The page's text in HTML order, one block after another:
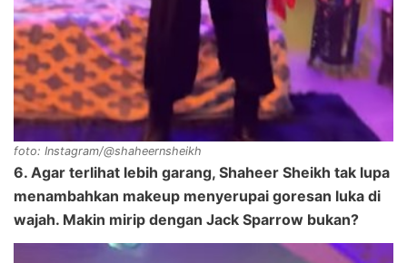
foto: Instagram/@shaheernsheikh
6. Agar terlihat lebih garang, Shaheer Sheikh tak lupa
menambahkan makeup menyerupai goresan luka di
wajah. Makin mirip dengan Jack Sparrow bukan?